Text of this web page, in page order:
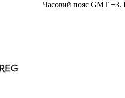
Часовий пояс GMT +3.